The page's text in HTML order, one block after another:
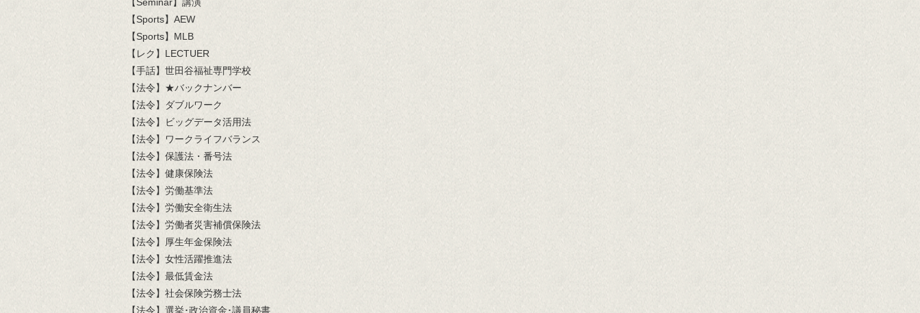
【Sports】AEW
【Sports】MLB
【レク】LECTUER
【手話】世田谷福祉専門学校
【法令】★バックナンバー
【法令】ダブルワーク
【法令】ビッグデータ活用法
【法令】ワークライフバランス
【法令】保護法・番号法
【法令】健康保険法
【法令】労働基準法
【法令】労働安全衛生法
【法令】労働者災害補償保険法
【法令】厚生年金保険法
【法令】女性活躍推進法
【法令】最低賃金法
【法令】社会保険労務士法
【法令】選挙･政治資金･議員秘書